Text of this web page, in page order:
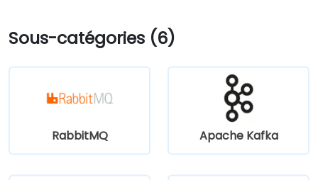
Sous-catégories (6)
RabbitMQ Apache Kafka